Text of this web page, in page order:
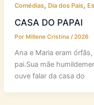
Comédias, Dia dos Pais,
CASA DO PAPAI
Por Millene Cristina /2026
Ana e Maria eram
pai.Sua mãe
ouve falar da casa do